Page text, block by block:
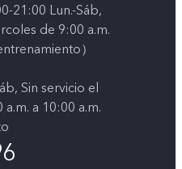
21:00 Lun.-Sáb,
de 9:00 a.m.
）
Sin servicio el
a 10:00 a.m.